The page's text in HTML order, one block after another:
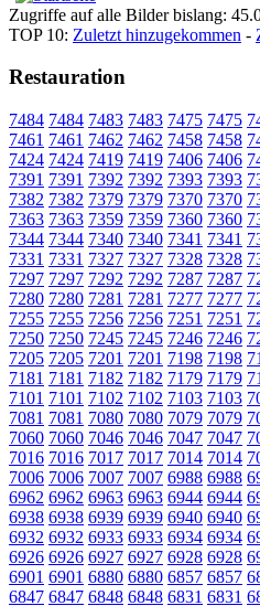
Zugriffe auf alle Bilder bislang:
TOP 10: Zuletzt hinzugekommen -
Restauration
7484 7484 7483 7483 7475 7475
7461 7461 7462 7462 7458 7458
7424 7424 7419 7419 7406 7406
7391 7391 7392 7392 7393 7393
7382 7382 7379 7379 7370 7370
7363 7363 7359 7359 7360 7360
7344 7344 7340 7340 7341 7341
7331 7331 7327 7327 7328 7328
7297 7297 7292 7292 7287 7287
7280 7280 7281 7281 7277 7277
7255 7255 7256 7256 7251 7251
7250 7250 7245 7245 7246 7246
7205 7205 7201 7201 7198 7198
7181 7181 7182 7182 7179 7179
7101 7101 7102 7102 7103 7103
7081 7081 7080 7080 7079 7079
7060 7060 7046 7046 7047 7047
7016 7016 7017 7017 7014 7014
7006 7006 7007 7007 6988 6988
6962 6962 6963 6963 6944 6944
6938 6938 6939 6939 6940 6940
6932 6932 6933 6933 6934 6934
6926 6926 6927 6927 6928 6928
6901 6901 6880 6880 6857 6857
6847 6847 6848 6848 6831 6831